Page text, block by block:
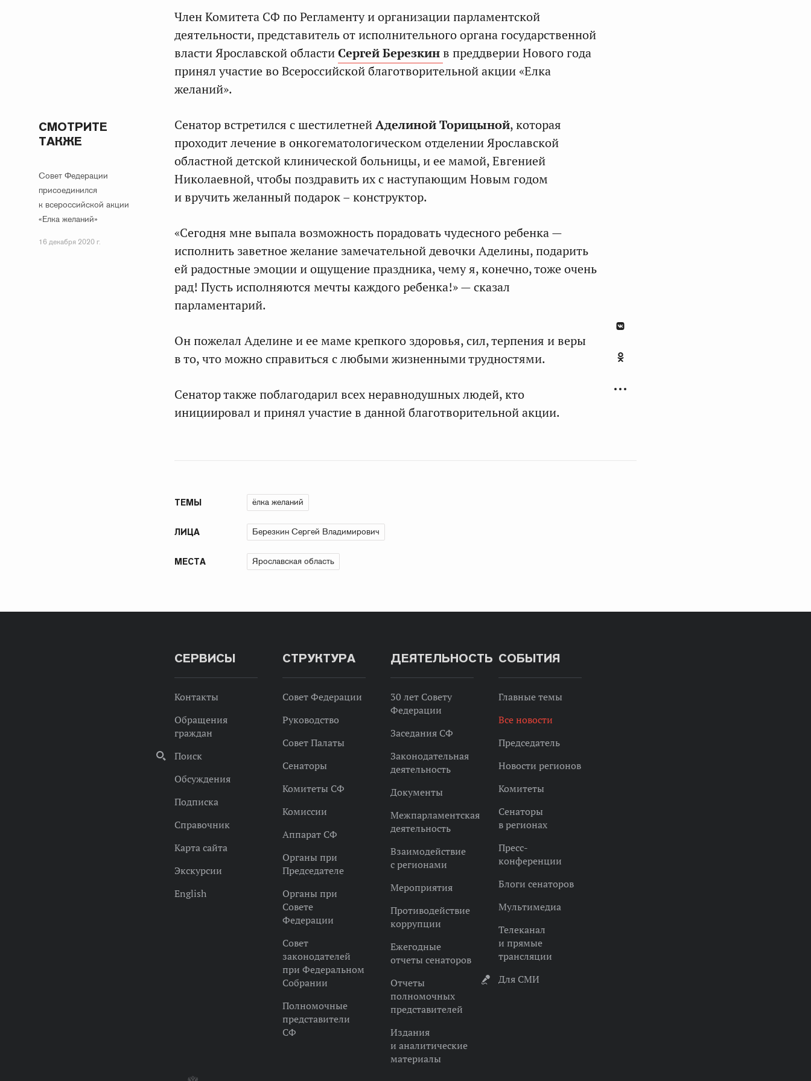
Член Комитета СФ по Регламенту и организации парламентской
деятельности, представитель от исполнительного органа государственной
власти Ярославской областиСергей Березкинв преддверии Нового года
принял участие во Всероссийской благотворительной акции «Елка
желаний».
СМОТРИТЕ
ТАКЖЕ
Совет Федерации
присоединился
к всероссийской акции
«Елка желаний»
16 декабря 2020 г.
Сенатор встретился c шестилетнейАделиной Торицыной, которая
проходит лечение в онкогематологическом отделении Ярославской
областной детской клинической больницы, и ее мамой, Евгенией
Николаевной, чтобы поздравить их с наступающим Новым годом
и вручить желанный подарок – конструктор.
«Сегодня мне выпала возможность порадовать чудесного ребенка —
исполнить заветное желание замечательной девочки Аделины, подарить
ей радостные эмоции и ощущение праздника, чему я, конечно, тоже очень
рад! Пусть исполняются мечты каждого ребенка!» — сказал
парламентарий.
Он пожелал Аделине и ее маме крепкого здоровья, сил, терпения и веры
в то, что можно справиться с любыми жизненными трудностями.
Сенатор также поблагодарил всех неравнодушных людей, кто
инициировал и принял участие в данной благотворительной акции.
ТЕМЫ ёлка желаний
ЛИЦА Березкин Сергей Владимирович
МЕСТА Ярославская область
СЕРВИСЫ
Контакты
Обращения
граждан
Поиск
Обсуждения
Подписка
Справочник
Карта сайта
Экскурсии
English
СТРУКТУРА
Совет Федерации
Руководство
Совет Палаты
Сенаторы
Комитеты СФ
Комиссии
Аппарат СФ
Органы при
Председателе
Органы при
Совете
Федерации
Совет
законодателей
при Федеральном
Собрании
Полномочные
представители
СФ
ДЕЯТЕЛЬНОСТЬ
30 лет Совету
Федерации
Заседания СФ
Законодательная
деятельность
Документы
Межпарламентская
деятельность
Взаимодействие
с регионами
Мероприятия
Противодействие
коррупции
Ежегодные
отчеты сенаторов
Отчеты
полномочных
представителей
Издания
и аналитические
материалы
СОБЫТИЯ
Главные темы
Все новости
Председатель
Новости регионов
Комитеты
Сенаторы
в регионах
Пресс-
конференции
Блоги сенаторов
Мультимедиа
Телеканал
и прямые
трансляции
Для СМИ